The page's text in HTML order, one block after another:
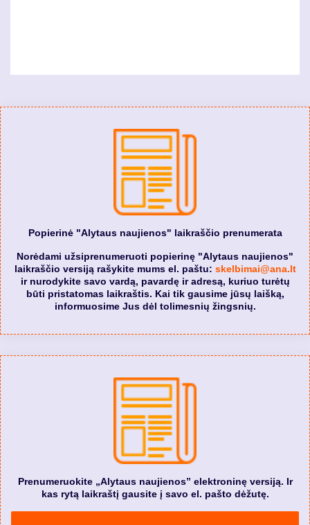
Popierinė "Alytaus naujienos" laikraščio prenumerata
Norėdami užsiprenumeruoti popierinę "Alytaus naujienos"
laikraščio versiją rašykite mums el. paštu: skelbimai@ana.lt
ir nurodykite savo vardą, pavardę ir adresą, kuriuo turėtų
būti pristatomas laikraštis. Kai tik gausime jūsų laišką,
informuosime Jus dėl tolimesnių žingsnių.
Prenumeruokite „Alytaus naujienos” elektroninę versiją. Ir
kas rytą laikraštį gausite į savo el. pašto dėžutę.